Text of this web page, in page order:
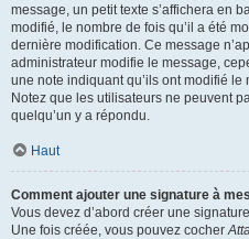
message, un petit texte s’affichera en
modifié, le nombre de fois qu’il a été
dernière modification. Ce message
administrateur modifie le message,
une note indiquant qu’ils ont modifié
Notez que les utilisateurs ne peuvent
quelqu’un y a répondu.
Haut
Comment ajouter une signature à
Vous devez d’abord créer une
Une fois créée, vous pouvez cocher